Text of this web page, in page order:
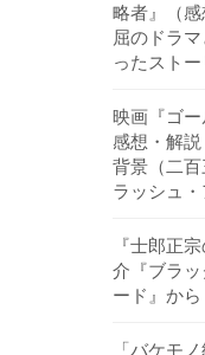
略者』（
屈のドラ
ったストー
映画『ゴー
感想・解
背景（二
ラッシュ・
『士郎正
介『ブラ
ード』か
「バケモ